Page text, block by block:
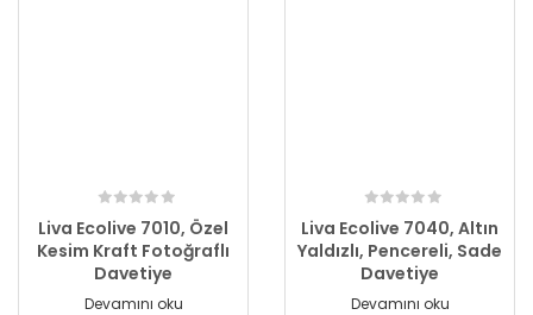
Liva Ecolive 7010, Özel
Kesim Kraft Fotoğraflı
Davetiye
Devamını oku
Liva Ecolive 7040, Altın
Yaldızlı, Pencereli, Sade
Davetiye
Devamını oku